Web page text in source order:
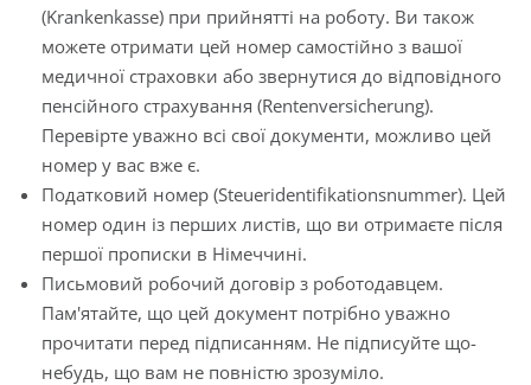
(Krankenkasse) при прийнятті на роботу. Ви також
можете отримати цей номер самостійно з вашої
медичної страховки або звернутися до відповідного
пенсійного страхування (Rentenversicherung).
Перевірте уважно всі свої документи, можливо цей
номер у вас вже є.
Податковий номер (Steueridentifikationsnummer). Цей
номер один із перших листів, що ви отримаєте після
першої прописки в Німеччині.
Письмовий робочий договір з роботодавцем.
Пам'ятайте, що цей документ потрібно уважно
прочитати перед підписанням. Не підписуйте що-
небудь, що вам не повністю зрозуміло.